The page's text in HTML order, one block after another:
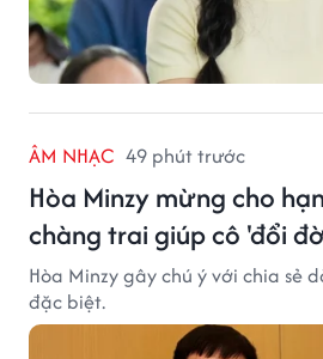
ÂM NHẠC 49 phút trước
Hòa Minzy mừng cho
chàng trai giúp cô 'đổi
Hòa Minzy gây chú ý với chia sẻ
đặc biệt.